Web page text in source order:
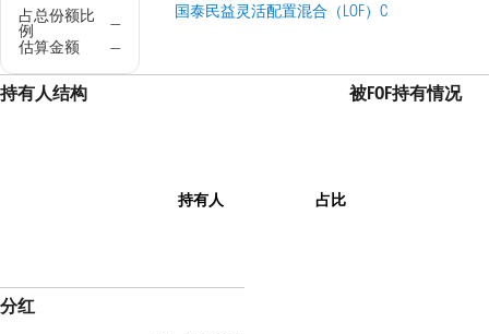
占总份额比
例
—
估算金额
—
国泰民益灵活配置混合（LOF）C
持有人结构
持有人 占比
被FOF持有情况
分红